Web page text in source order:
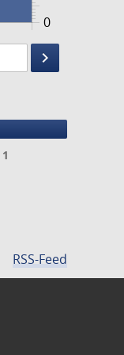
0
1475
keyboard_arrow_right
Suche
1
RSS-Feed